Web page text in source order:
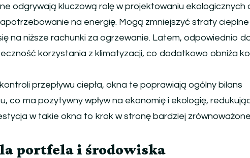
odgrywają kluczową rolę w projektowaniu ekologicznych
na energię. Mogą zmniejszyć straty
na niższe rachunki za ogrzewanie. Latem, odpowiednio
korzystania z klimatyzacji, co dodatkowo obniża
przepływu ciepła, okna te poprawiają ogólny bilans
co ma pozytywny wpływ na ekonomię i ekologię,
w takie okna to krok w stronę bardziej
portfela i środowiska